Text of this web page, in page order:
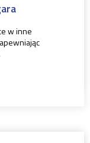
w inne